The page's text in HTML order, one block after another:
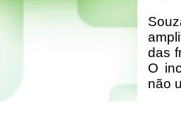
das
O
não